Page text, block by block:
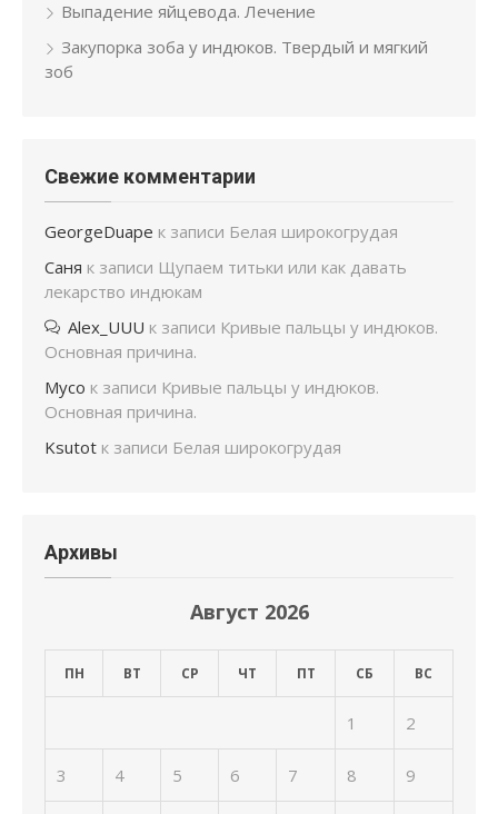
Выпадение яйцевода. Лечение
Закупорка зоба у индюков. Твердый и мягкий
зоб
Свежие комментарии
GeorgeDuape к записи Белая широкогрудая
Саня к записи Щупаем титьки или как давать
лекарство индюкам
Alex_UUU к записи Кривые пальцы у индюков.
Основная причина.
Мусо к записи Кривые пальцы у индюков.
Основная причина.
Ksutot к записи Белая широкогрудая
Архивы
Август 2026
ПН ВТ СР ЧТ ПТ СБ ВС
1 2
3 4 5 6 7 8 9